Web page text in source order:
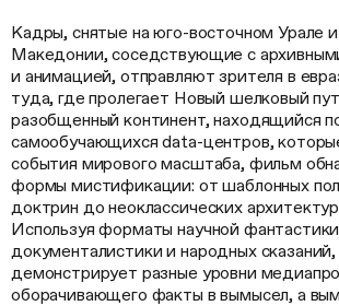
Кадры, снятые на юго-восточном Урале
Македонии, соседствующие с
и анимацией, отправляют зрителя в
туда, где пролегает Новый шелковый
разобщенный континент, находящийся
самообучающихся data-центров,
события мирового масштаба, фильм
формы мистификации: от шаблонных
доктрин до неоклассических
Используя форматы научной
документалистики и народных
демонстрирует разные уровни
оборачивающего факты в вымысел, а